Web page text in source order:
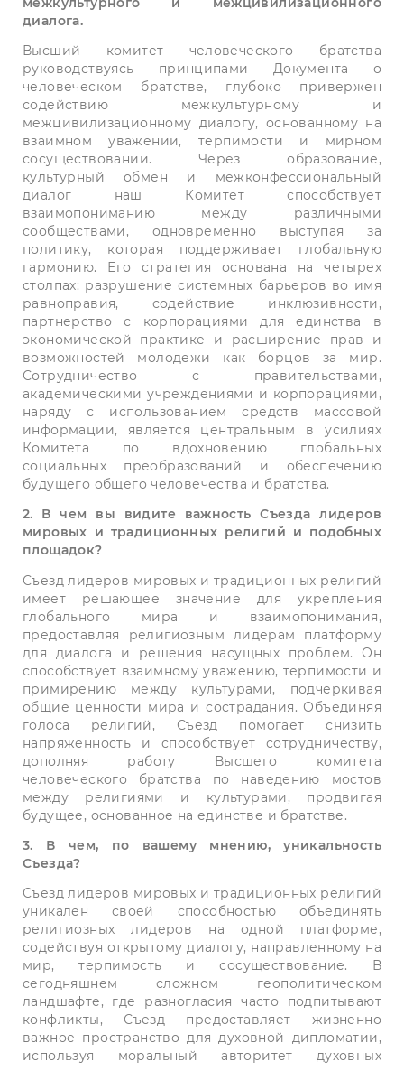
диалога.
Высший комитет человеческого братства
руководствуясь принципами Документа о
человеческом братстве, глубоко привержен
содействию межкультурному и
межцивилизационному диалогу, основанному на
взаимном уважении, терпимости и мирном
сосуществовании. Через образование,
культурный обмен и межконфессиональный
диалог наш Комитет способствует
взаимопониманию между различными
сообществами, одновременно выступая за
политику, которая поддерживает глобальную
гармонию. Его стратегия основана на четырех
столпах: разрушение системных барьеров во имя
равноправия, содействие инклюзивности,
партнерство с корпорациями для единства в
экономической практике и расширение прав и
возможностей молодежи как борцов за мир.
Сотрудничество с правительствами,
академическими учреждениями и корпорациями,
наряду с использованием средств массовой
информации, является центральным в усилиях
Комитета по вдохновению глобальных
социальных преобразований и обеспечению
будущего общего человечества и братства.
2. В чем вы видите важность Съезда лидеров
мировых и традиционных религий и подобных
площадок?
Съезд лидеров мировых и традиционных религий
имеет решающее значение для укрепления
глобального мира и взаимопонимания,
предоставляя религиозным лидерам платформу
для диалога и решения насущных проблем. Он
способствует взаимному уважению, терпимости и
примирению между культурами, подчеркивая
общие ценности мира и сострадания. Объединяя
голоса религий, Съезд помогает снизить
напряженность и способствует сотрудничеству,
дополняя работу Высшего комитета
человеческого братства по наведению мостов
между религиями и культурами, продвигая
будущее, основанное на единстве и братстве.
3. В чем, по вашему мнению, уникальность
Съезда?
Съезд лидеров мировых и традиционных религий
уникален своей способностью объединять
религиозных лидеров на одной платформе,
содействуя открытому диалогу, направленному на
мир, терпимость и сосуществование. В
сегодняшнем сложном геополитическом
ландшафте, где разногласия часто подпитывают
конфликты, Съезд предоставляет жизненно
важное пространство для духовной дипломатии,
используя моральный авторитет духовных